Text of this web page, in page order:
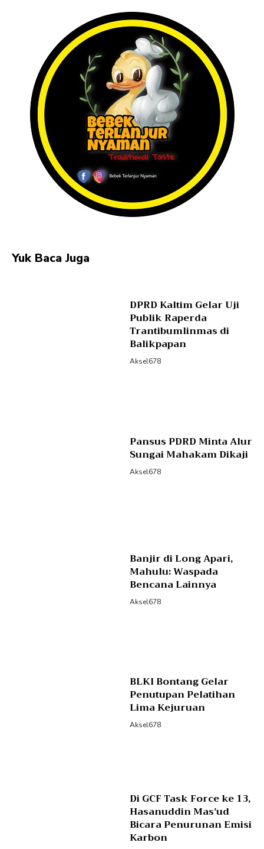
Yuk Baca Juga
DPRD Kaltim Gelar Uji
Publik Raperda
Trantibumlinmas di
Balikpapan
Aksel678
Pansus PDRD Minta Alur
Sungai Mahakam Dikaji
Aksel678
Banjir di Long Apari,
Mahulu: Waspada
Bencana Lainnya
Aksel678
BLKI Bontang Gelar
Penutupan Pelatihan
Lima Kejuruan
Aksel678
Di GCF Task Force ke 13,
Hasanuddin Mas’ud
Bicara Penurunan Emisi
Karbon